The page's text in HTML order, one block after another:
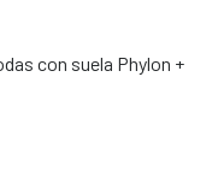
con suela Phylon +